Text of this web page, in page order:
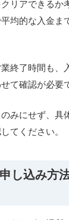
リアできるか
均的な入金ま
終了時間も、
て確認が必要
みにせず、具
てください。
し込み方